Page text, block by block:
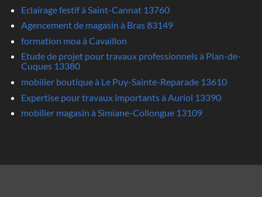
Eclairage festif à Saint-Cannat 13760
Agencement de magasin à Bras 83149
formation moa à Cavaillon
Etude de projet pour travaux professionnels à Plan-de-
Cuques 13380
mobilier boutique à Le Puy-Sainte-Reparade 13610
Expertise pour travaux importants à Auriol 13390
mobilier magasin à Simiane-Collongue 13109